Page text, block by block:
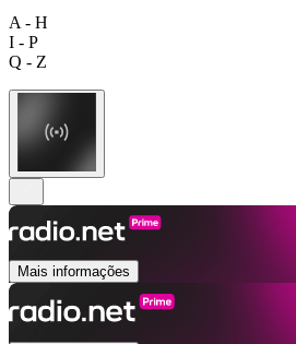
A - H
I - P
Q - Z
Mais informações